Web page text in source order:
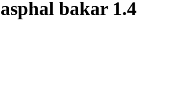
asphal bakar 1.4